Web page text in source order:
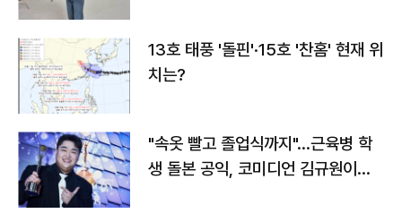
13호 태풍 '돌핀'·15호 '찬홈' 현재 위
치는?
"속옷 빨고 졸업식까지"…근육병 학
생 돌본 공익, 코미디언 김규원이었